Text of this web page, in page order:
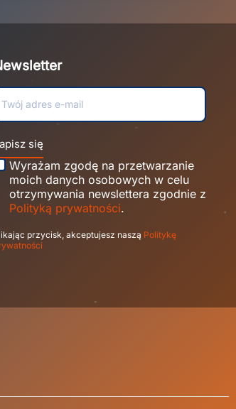
się
Wyrażam zgodę na przetwarzanie
moich danych osobowych w celu
otrzymywania newslettera zgodnie z
Polityką prywatności.
przycisk, akceptujesz naszą Politykę